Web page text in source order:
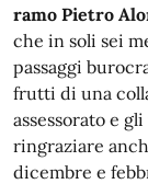
ramo Pietro
che in soli sei
passaggi
frutti di una
assessorato e
ringraziare
dicembre e